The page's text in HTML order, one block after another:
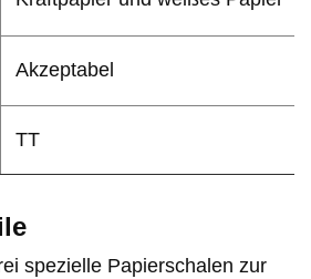
Akzeptabel
TT
spezielle Papierschalen zur